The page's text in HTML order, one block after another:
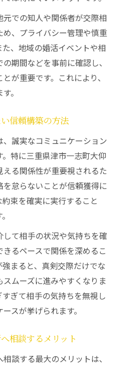
での知人や関係者が交際相
、プライバシー管理や慎重
、地域の婚活イベントや相
期間などを事前に確認し、
が重要です。これにより、
。
信頼構築の方法
誠実なコミュニケーション
特に三重県津市一志町大仰
る関係性が重要視されるた
怠らないことが信頼獲得に
束を確実に実行すること
て相手の状況や気持ちを確
るペースで関係を深めるこ
まると、真剣交際だけでな
ムーズに進みやすくなりま
ぎて相手の気持ちを無視し
スが挙げられます。
相談するメリット
談する最大のメリットは、